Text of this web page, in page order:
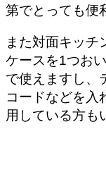
第でとっても便
また対面キッチ
ケースを1つお
で使えますし、
コードなどを入
用している方も